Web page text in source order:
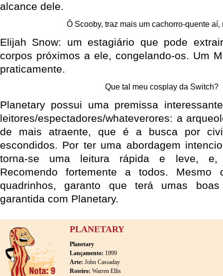
alcance dele.
Ô Scooby, traz mais um cachorro-quente aí,
Elijah Snow: um estagiário que pode
corpos próximos a ele, congelando-os. Um
praticamente.
Que tal meu cosplay da Switch?
Planetary possui uma premissa
leitores/espectadores/whateverores: a
de mais atraente, que é a busca por
escondidos. Por ter uma abordagem
torna-se uma leitura rápida e leve, e,
Recomendo fortemente a todos.
quadrinhos, garanto que terá umas
garantida com Planetary.
PLANETARY
Planetary
Lançamento: 1999
Arte: John Cassaday
Roteiro: Warren Ellis